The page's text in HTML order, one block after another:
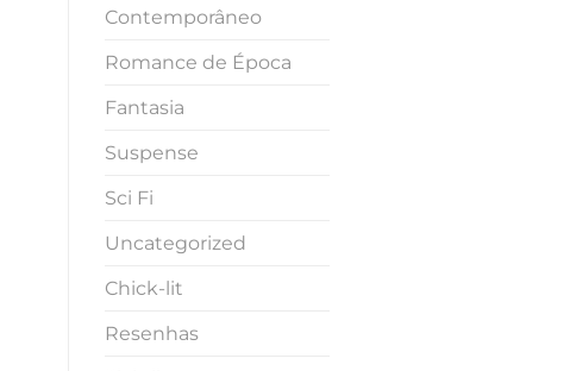
Contemporâneo
Romance de Época
Fantasia
Suspense
Sci Fi
Uncategorized
Chick-lit
Resenhas